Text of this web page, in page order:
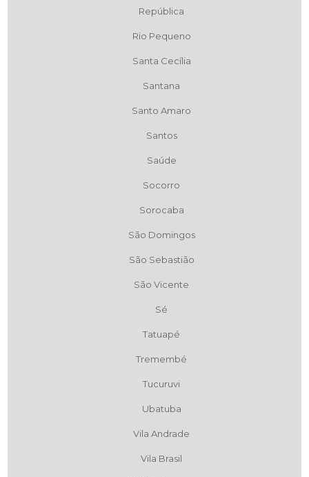
República
Rio Pequeno
Santa Cecília
Santana
Santo Amaro
Santos
Saúde
Socorro
Sorocaba
São Domingos
São Sebastião
São Vicente
Sé
Tatuapé
Tremembé
Tucuruvi
Ubatuba
Vila Andrade
Vila Brasil